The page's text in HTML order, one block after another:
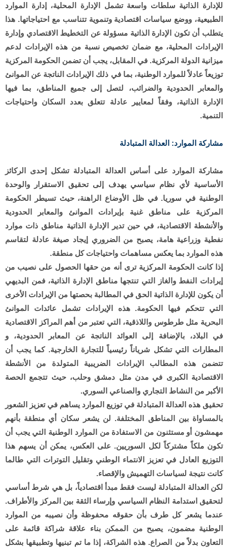
للإدارة الذاتية سلطات واسعة تشمل الإدارة المحلية، إدارة الموارد
الطبيعية، ووضع سياسات اقتصادية وتنموية تتناسب مع احتياجاتها. هذا
يتطلب أن تكون الإدارة الذاتية مسؤولة عن التخطيط الاقتصادي وإدارة
الإيرادات المحلية، مع ضمان تخصيص نسبة من هذه الإيرادات لدعم
ميزانية الدولة المركزية. في المقابل، يجب أن تضمن الحكومة المركزية
توزيعاً عادلاً للموارد الوطنية، بما في ذلك الإيرادات الناتجة عن الموانئ
والمعابر الحدودية والضرائب، لتصل إلى جميع المناطق، بما فيها
الإدارة الذاتية، وفقاً لمعايير عادلة تتعلق بعدد السكان واحتياجات
التنمية.
مشاركة الموارد: العدالة المتبادلة
مشاركة الموارد على أساس العدالة المتبادلة تشكل إحدى الركائز
الأساسية لأي نظام سياسي يهدف إلى تحقيق الاستقرار والوحدة
الوطنية في سوريا. في ظل الأوضاع الراهنة، حيث تسيطر الحكومة
المركزية على مناطق غنية بإيرادات الموانئ والمعابر الحدودية
والأنشطة الاقتصادية، في حين تدير الإدارة الذاتية مناطق ذات موارد
نفطية وزراعية هامة، يصبح من الضروري إيجاد صيغة عادلة لتقاسم
هذه الموارد بما يعكس مساهمات واحتياجات كل منطقة.
إذا كانت الحكومة المركزية ترى أنه من حقها الحصول على نصيب من
إيرادات النفط والغاز التي تنتجها مناطق الإدارة الذاتية، فمن البديهي
أن يكون للإدارة الذاتية الحق في المطالبة بحصتها من الإيرادات الأخرى
التي تتحكم فيها الحكومة. هذه الإيرادات تشمل عائدات الموانئ
البحرية مثل طرطوس واللاذقية، التي تعتبر من أهم المراكز الاقتصادية
في البلاد، بالإضافة إلى العوائد الناتجة عن المعابر الحدودية، و
المطارات التي تشكل شرياناً رئيسياً للتجارة الخارجية. كما يجب أن
تتضمن هذه المطالب الإيرادات الضريبية المتولدة من الأنشطة
الاقتصادية الكبرى في مدن مثل دمشق وحلب، حيث تتجمع الحصة
الأكبر من النشاط التجاري والصناعي السوري.
تحقيق هذه العدالة المتبادلة في توزيع الموارد يساهم في تعزيز الشعور
بالمساواة بين المناطق المختلفة. لن يشعر سكان أي منطقة بأنهم
مهمشون أو مستثنون من الاستفادة من الموارد الوطنية التي يجب أن
تكون ملكاً مشتركاً لكل السوريين. على العكس، يمكن أن يسهم هذا
التوزيع العادل في تعزيز الانتماء الوطني وتقليل التوترات التي طالما
كانت نتيجة لسياسات التهميش والإقصاء.
لكن العدالة المتبادلة ليست فقط مبدأ اقتصادياً، بل هي شرط أساسي
لتحقيق استدامة النظام السياسي وإرساء الثقة بين المركز والأطراف.
عندما يشعر كل طرف بأن حقوقه محفوظة وأن نصيبه من الموارد
الوطنية مضمون، يصبح من الممكن بناء علاقة شراكة قائمة على
التعاون بدلاً من الصراع. هذه الشراكة، إذا ما تم تبنيها وتطبيقها بشكل